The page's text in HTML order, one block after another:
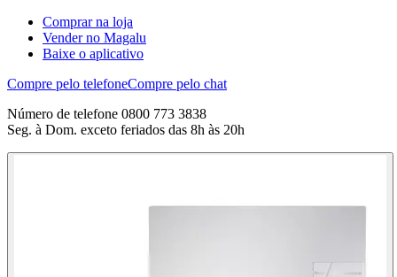
Comprar na loja
Vender no Magalu
Baixe o aplicativo
Compre pelo telefoneCompre pelo chat
Número de telefone 0800 773 3838
Seg. à Dom. exceto feriados das 8h às 20h